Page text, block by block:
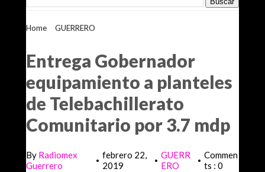
Home GUERRERO
Entrega Gobernador
equipamiento a planteles
de Telebachillerato
Comunitario por 3.7 mdp
By Radiomex
Guerrero
• febrero 22,
2019
• GUERR
ERO
• Commen
ts : 0